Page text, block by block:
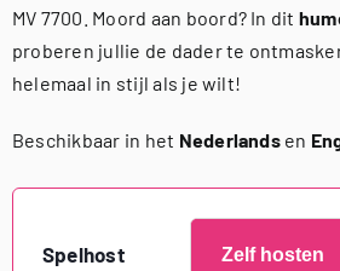
MV 7700. Moord aan boord? In dit
proberen jullie de dader te
helemaal in stijl als je wilt!
Beschikbaar in het Nederlandsen
Spelhost Zelf hosten